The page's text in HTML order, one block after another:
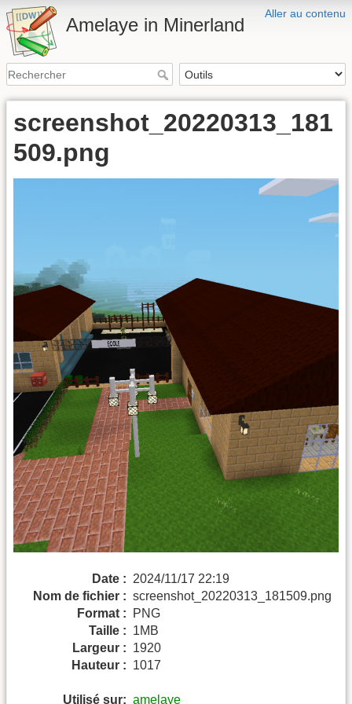
Aller au contenu
Amelaye in Minerland
screenshot_20220313_181
509.png
Date : 2024/11/17 22:19
Nom de fichier : screenshot_20220313_181509.png
Format :
PNG
Taille : 1MB
Largeur : 1920
Hauteur : 1017
Utilisé sur: amelaye